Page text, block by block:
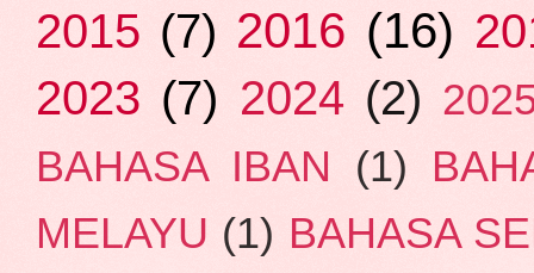
2015 (7) 2016 (16)
2023 (7) 2024 (2)
BAHASA IBAN
(1)
MELAYU (1) BAHASA